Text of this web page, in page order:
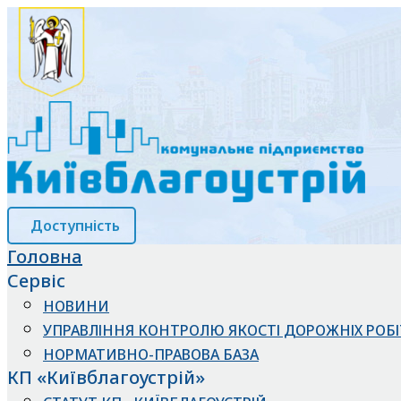
Доступність
Головна
Сервіс
НОВИНИ
УПРАВЛІННЯ КОНТРОЛЮ ЯКОСТІ ДОРОЖНІХ
НОРМАТИВНО-ПРАВОВА БАЗА
КП «Київблагоустрій»